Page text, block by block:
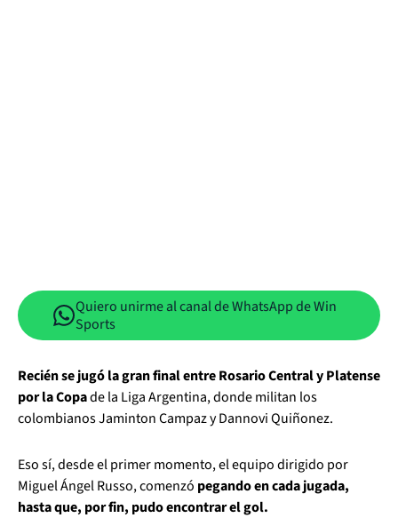
Quiero unirme al canal de WhatsApp de Win
Sports
Recién se jugó la gran final entre Rosario Central y Platense
por la Copade la Liga Argentina, donde militan los
colombianos Jaminton Campaz y Dannovi Quiñonez.
Eso sí, desde el primer momento, el equipo dirigido por
Miguel Ángel Russo, comenzó pegando en cada jugada,
hasta que, por fin, pudo encontrar el gol.